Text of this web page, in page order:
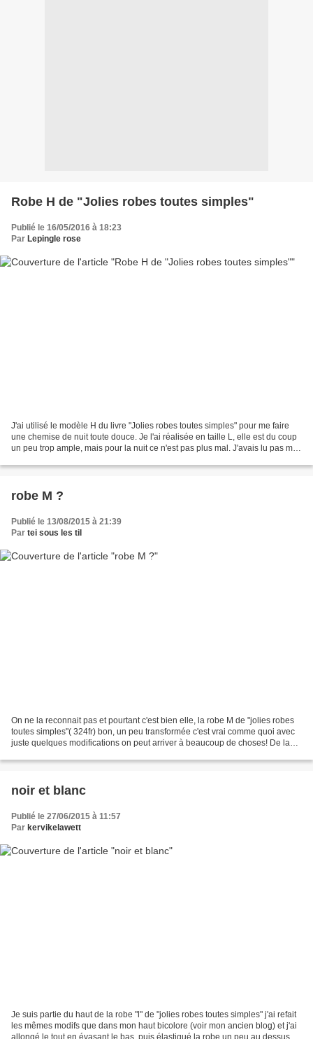
Robe H de "Jolies robes toutes simples"
Publié le 16/05/2016 à 18:23
Par Lepingle rose
J'ai utilisé le modèle H du livre "Jolies robes toutes simples" pour me faire
une chemise de nuit toute douce. Je l'ai réalisée en taille L, elle est du coup
un peu trop ample, mais pour la nuit ce n'est pas plus mal. J'avais lu pas mal
robe M ?
Publié le 13/08/2015 à 21:39
Par tei sous les til
On ne la reconnait pas et pourtant c'est bien elle, la robe M de "jolies robes
toutes simples"( 324fr) bon, un peu transformée c'est vrai comme quoi avec
juste quelques modifications on peut arriver à beaucoup de choses! De la
noir et blanc
Publié le 27/06/2015 à 11:57
Par kervikelawett
Je suis partie du haut de la robe "l" de "jolies robes toutes simples" j'ai refait
les mêmes modifs que dans mon haut bicolore (voir mon ancien blog) et j'ai
allongé le tout en évasant le bas, puis élastiqué la robe un peu au dessus de